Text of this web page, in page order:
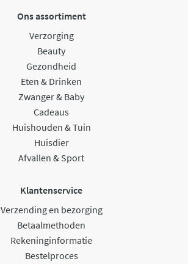
Ons assortiment
Verzorging
Beauty
Gezondheid
Eten & Drinken
Zwanger & Baby
Cadeaus
Huishouden & Tuin
Huisdier
Afvallen & Sport
Klantenservice
Verzending en bezorging
Betaalmethoden
Rekeninginformatie
Bestelproces